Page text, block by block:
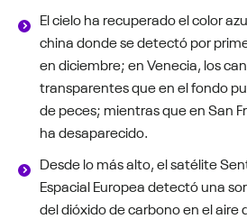
El cielo ha recuperado el color
china donde se detectó por
en diciembre; en Venecia, los
transparentes que en el fondo
de peces; mientras que en San
ha desaparecido.
Desde lo más alto, el satélite
Espacial Europea detectó una
del dióxido de carbono en el aire